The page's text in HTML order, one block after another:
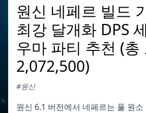
원신 네페르 빌드
최강 달개화 DPS
우마 파티 추천 (총
2,072,500)
#원신
원신 6.1 버전에서 네페르는 풀 원